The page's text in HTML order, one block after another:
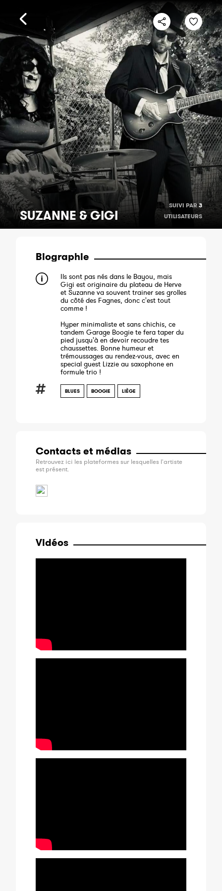
SUZANNE & GIGI
SUIVI PAR3
UTILISATEURS
Biographie
Ils sont pas nés dans le Bayou, mais
Gigi est originaire du plateau de Herve
et Suzanne va souvent trainer ses grolles
du côté des Fagnes, donc c'est tout
comme !
Hyper minimaliste et sans chichis, ce
tandem Garage Boogie te fera taper du
pied jusqu'à en devoir recoudre tes
chaussettes. Bonne humeur et
trémoussages au rendez-vous, avec en
special guest Lizzie au saxophone en
formule trio !
BLUES BOOGIE LIÈGE
Contacts et médias
Retrouvez ici les plateformes sur lesquelles l'artiste
est présent.
Vidéos